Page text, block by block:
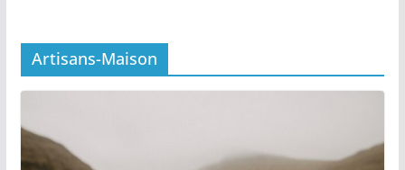
Artisans-Maison